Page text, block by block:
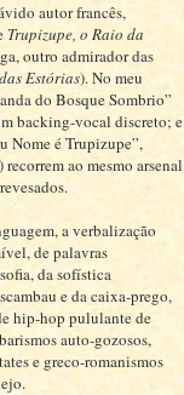
autor francês,
Trupizupe, o Raio da
outro admirador das
Estórias). No meu
do Bosque Sombrio”
backing-vocal discreto; e
Nome é Trupizupe”,
ao mesmo arsenal
a verbalização
de palavras
da sofística
e da caixa-prego,
hip-hop pululante de
auto-gozosos,
e greco-romanismos